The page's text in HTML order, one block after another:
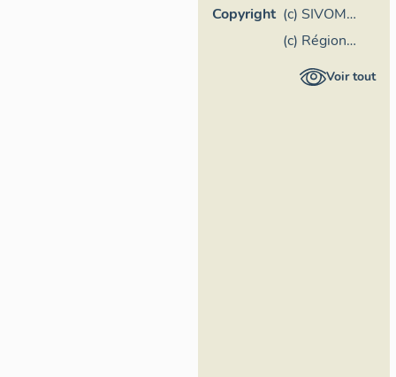
Copyright (c) SIVOM
Pays de Vence
(c) Région
Provence-Voir tout